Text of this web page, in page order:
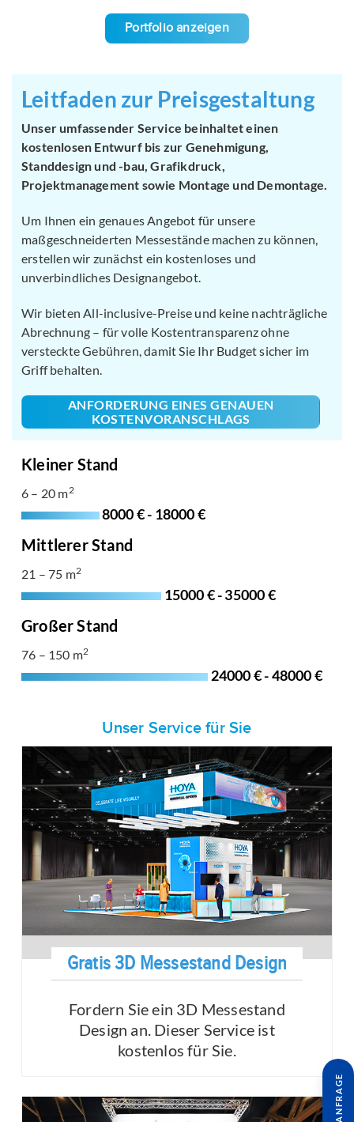
Portfolio anzeigen
Leitfaden zur Preisgestaltung
Unser umfassender Service beinhaltet einen
kostenlosen Entwurf bis zur Genehmigung,
Standdesign und -bau, Grafikdruck,
Projektmanagement sowie Montage und Demontage.
Um Ihnen ein genaues Angebot für unsere
maßgeschneiderten Messestände machen zu können,
erstellen wir zunächst ein kostenloses und
unverbindliches Designangebot.
Wir bieten All-inclusive-Preise und keine nachträgliche
Abrechnung – für volle Kostentransparenz ohne
versteckte Gebühren, damit Sie Ihr Budget sicher im
Griff behalten.
ANFORDERUNG EINES GENAUEN
KOSTENVORANSCHLAGS
Kleiner Stand
6 – 20 m2
8000 € - 18000 €
Mittlerer Stand
21 – 75 m2
15000 € - 35000 €
Großer Stand
76 – 150 m2
24000 € - 48000 €
Unser Service für Sie
Gratis 3D Messestand Design
Fordern Sie ein 3D Messestand
Design an. Dieser Service ist
kostenlos für Sie.